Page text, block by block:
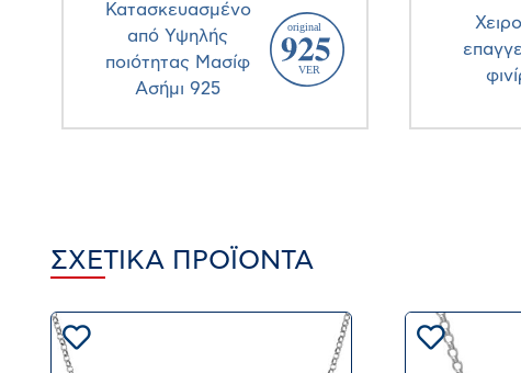
Κατασκευασμένο
από Υψηλής
ποιότητας Μασίφ
Ασήμι 925
ΣΧΕΤΙΚΆ ΠΡΟΪΌΝΤΑ